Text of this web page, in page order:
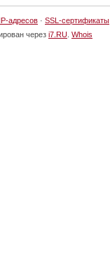
адресов · SSL-сертификаты
через i7.RU Whois